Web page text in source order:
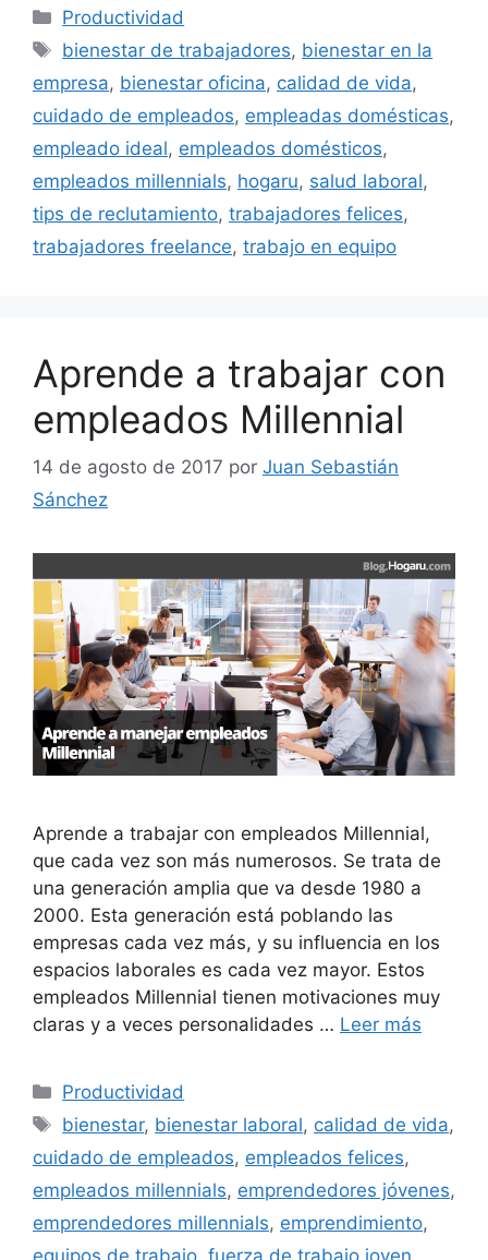
Categorías
Productividad
Etiquetas
bienestar de trabajadores, bienestar en la
empresa, bienestar oficina, calidad de vida,
cuidado de empleados, empleadas domésticas,
empleado ideal, empleados domésticos,
empleados millennials, hogaru, salud laboral,
tips de reclutamiento, trabajadores felices,
trabajadores freelance, trabajo en equipo
Aprende a trabajar con
empleados Millennial
14 de agosto de 2017 por Juan Sebastián
Sánchez
Aprende a trabajar con empleados Millennial,
que cada vez son más numerosos. Se trata de
una generación amplia que va desde 1980 a
2000. Esta generación está poblando las
empresas cada vez más, y su influencia en los
espacios laborales es cada vez mayor. Estos
empleados Millennial tienen motivaciones muy
claras y a veces personalidades … Leer más
Categorías
Productividad
Etiquetas
bienestar, bienestar laboral, calidad de vida,
cuidado de empleados, empleados felices,
empleados millennials, emprendedores jóvenes,
emprendedores millennials, emprendimiento,
equipos de trabajo fuerza de trabajo joven